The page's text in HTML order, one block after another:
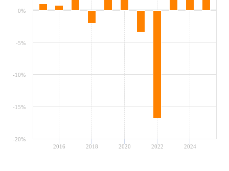
2016 2018 2020 2022 2024
-20%
-15%
-10%
-5%
0%